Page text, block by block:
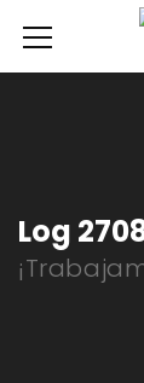
Log